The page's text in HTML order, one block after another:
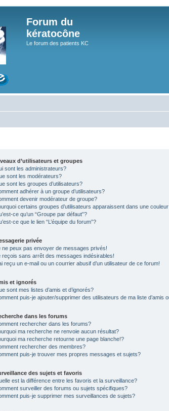
Forum du
kératocône
Le forum des patients KC
d’utilisateurs et groupes
sont les administrateurs?
sont les modérateurs?
sont les groupes d’utilisateurs?
adhérer à un groupe d’utilisateurs?
devenir modérateur de groupe?
certains groupes d’utilisateurs apparaissent dans une
ce qu’un “Groupe par défaut”?
ce que le lien “L’équipe du forum”?
privée
ne peux pas envoyer de messages privés!
reçois sans arrêt des messages indésirables!
reçu un e-mail ou un courrier abusif d’un utilisateur de ce forum!
et ignorés
sont mes listes d’amis et d’ignorés?
puis-je ajouter/supprimer des utilisateurs de ma liste d’amis
dans les forums
rechercher dans les forums?
ma recherche ne renvoie aucun résultat?
ma recherche retourne une page blanche!?
rechercher des membres?
puis-je trouver mes propres messages et sujets?
des sujets et favoris
est la différence entre les favoris et la surveillance?
surveiller des forums ou sujets spécifiques?
puis-je supprimer mes surveillances de sujets?